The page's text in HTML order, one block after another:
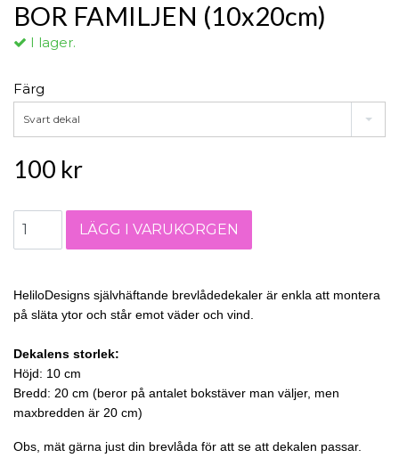
BOR FAMILJEN (10x20cm)
I lager.
Färg
Svart dekal
100 kr
HeliloDesigns självhäftande brevlådedekaler är enkla att montera
på släta ytor och står emot väder och vind.
Dekalens storlek:
Höjd: 10 cm
Bredd: 20 cm (beror på antalet bokstäver man väljer, men
maxbredden är 20 cm)
Obs, mät gärna just din brevlåda för att se att dekalen passar.